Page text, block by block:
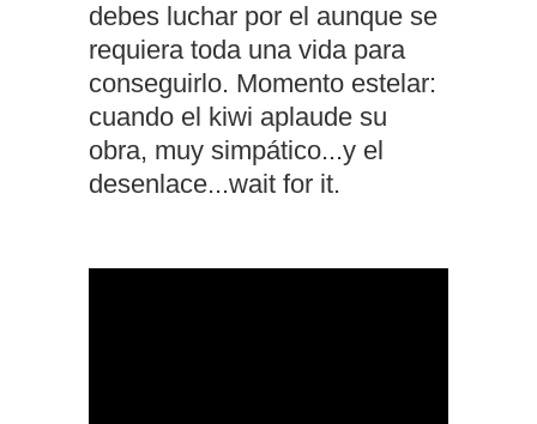
debes luchar por el aunque se
requiera toda una vida para
conseguirlo. Momento estelar:
cuando el kiwi aplaude su
obra, muy simpático...y el
desenlace...wait for it.